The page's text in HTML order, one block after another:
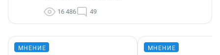
16 486 49
МНЕНИЕ МНЕНИЕ